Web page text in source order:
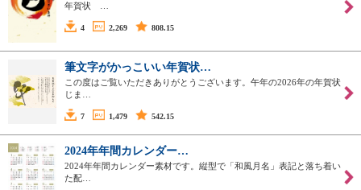
年賀状 …
4 2,269 808.15
筆文字がかっこいい年賀状…
この度はご覧いただきありがとうございます。午年の2026年の年賀状
じま…
7 1,479 542.15
2024年年間カレンダー…
2024年年間カレンダー素材です。縦型で「和風月名」表記と落ち着い
た配…